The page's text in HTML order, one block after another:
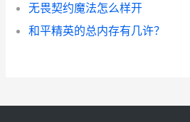
无畏契约魔法怎么样开
和平精英的总内存有几许？